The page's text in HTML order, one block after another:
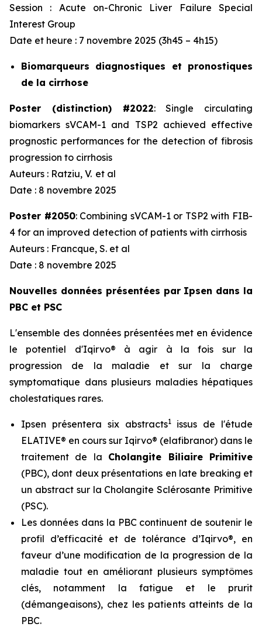
Session : Acute on-Chronic Liver Failure Special
Interest Group
Date et heure : 7 novembre 2025 (3h45 – 4h15)
Biomarqueurs diagnostiques et pronostiques
de la cirrhose
Poster (distinction) #2022:Single circulating
biomarkers sVCAM-1 and TSP2 achieved effective
prognostic performances for the detection of fibrosis
progression to cirrhosis
Auteurs : Ratziu, V. et al
Date : 8 novembre 2025
Poster #2050: Combining sVCAM-1 or TSP2 with FIB-
4 for an improved detection of patients with cirrhosis
Auteurs : Francque, S. et al
Date : 8 novembre 2025
Nouvelles données présentées par Ipsen dans la
PBC et PSC
L'ensemble des données présentées met en évidence
le potentiel d'Iqirvo® à agir à la fois sur la
progression de la maladie et sur la charge
symptomatique dans plusieurs maladies hépatiques
cholestatiques rares.
Ipsen présentera six abstracts1issus de l'étude
ELATIVE® en cours sur Iqirvo® (elafibranor) dans le
traitement de la Cholangite Biliaire Primitive
(PBC), dont deux présentations en late breaking et
un abstract sur la Cholangite Sclérosante Primitive
(PSC).
Les données dans la PBC continuent de soutenir le
profil d’efficacité et de tolérance d’Iqirvo®, en
faveur d’une modification de la progression de la
maladie tout en améliorant plusieurs symptômes
clés, notamment la fatigue et le prurit
(démangeaisons), chez les patients atteints de la
PBC.